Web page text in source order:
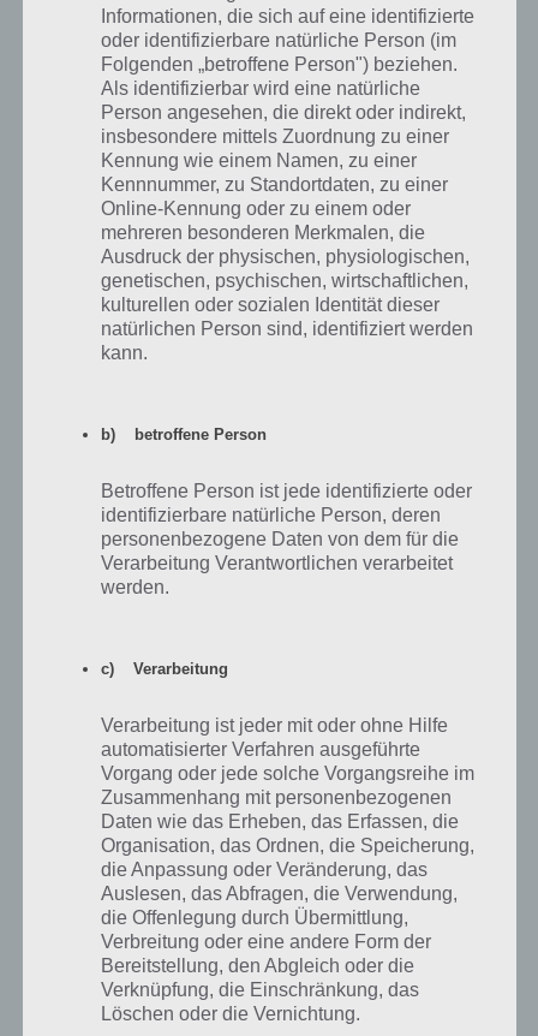
wirst du auch ohne den Einsatz von Echtgeld an die SimCash
gelangen, um einen dritten Sim freizuschalten.
Missionen bringen in Sims Mobile nicht nur
Simoleons, sondern vor allem SimCash
Tipps rund um Beziehungen und Sims
Tipp 6: Sammle und spare deine SimCash für
Um den dritten Sim freizuschalten, benötigst du 175 SimCash. Dies
kannst du dir innerhalb einer Woche auch ohne Echtgeldeinsatz
verdienen. Dazu musst du wie in Tipp 5 beschrieben, die Missionen
erfüllen und deine SimCash unbedingt sparen. Gib bei Sims Mobile
also keine SimCash für andere Sachen aus. Schon wirst du nach
wenigen Tagen diese zusammen haben und kannst einen dritten
Sim steuern. So kommst du schneller an die Simoleons und so auch
schneller bei SIms Mobile voran.
Und noch ein Tipp: Wenn du doch Echtgeld ausgeben möchtest,
dann hole dir das Vorteilspack, was dir 550 SimCash bringt.
Informationen, die sich auf eine identifizierte
oder identifizierbare natürliche Person (im
Folgenden „betroffene Person") beziehen.
Als identifizierbar wird eine natürliche
Person angesehen, die direkt oder indirekt,
insbesondere mittels Zuordnung zu einer
Kennung wie einem Namen, zu einer
Kennnummer, zu Standortdaten, zu einer
Online-Kennung oder zu einem oder
mehreren besonderen Merkmalen, die
Ausdruck der physischen, physiologischen,
genetischen, psychischen, wirtschaftlichen,
kulturellen oder sozialen Identität dieser
natürlichen Person sind, identifiziert werden
kann.
b) betroffene Person
Betroffene Person ist jede identifizierte oder
identifizierbare natürliche Person, deren
personenbezogene Daten von dem für die
Verarbeitung Verantwortlichen verarbeitet
werden.
c) Verarbeitung
Verarbeitung ist jeder mit oder ohne Hilfe
automatisierter Verfahren ausgeführte
Vorgang oder jede solche Vorgangsreihe im
Zusammenhang mit personenbezogenen
Daten wie das Erheben, das Erfassen, die
Organisation, das Ordnen, die Speicherung,
die Anpassung oder Veränderung, das
Auslesen, das Abfragen, die Verwendung,
die Offenlegung durch Übermittlung,
Verbreitung oder eine andere Form der
Bereitstellung, den Abgleich oder die
Verknüpfung, die Einschränkung, das
Löschen oder die Vernichtung.